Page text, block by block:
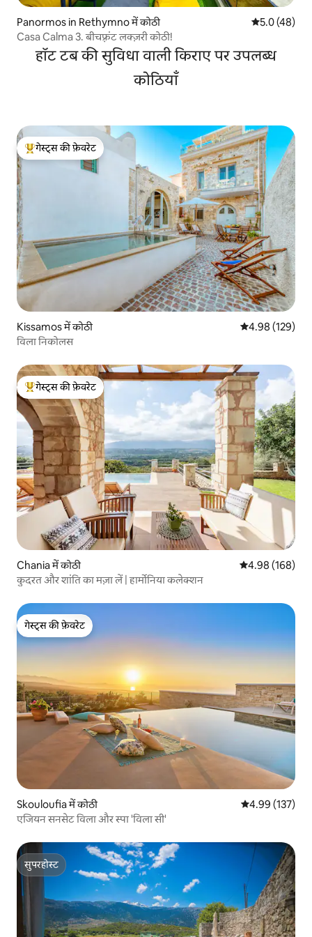
Panormos in Rethymno में कोठी औसत रेटिंग 5
5.0 (48)
Casa Calma 3. बीचफ़्रंट लक्ज़री कोठी!
हॉट टब की सुविधा वाली किराए पर उपलब्ध
कोठियाँ
गेस्ट्स का टॉप फ़ेवरेट
गेस्ट्स की फ़ेवरेट
Kissamos में कोठी औसत रेटिंग 5 में से
4.98 (129)
विला निकोलस
गेस्ट्स का टॉप फ़ेवरेट
गेस्ट्स की फ़ेवरेट
Chania में कोठी औसत रेटिंग 5 में से
4.98 (168)
कुदरत और शांति का मज़ा लें | हार्मोनिया कलेक्शन
गेस्ट्स की फ़ेवरेट
गेस्ट्स की फ़ेवरेट
Skouloufia में कोठी औसत रेटिंग 5 में से
4.99 (137)
एजियन सनसेट विला और स्पा 'विला सी'
सुपरहोस्ट
सुपरहोस्ट